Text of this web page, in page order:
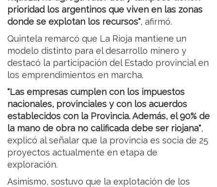
prioridad los argentinos que viven en las zonas
donde se explotan los recursos", afirmó.
Quintela remarcó que La Rioja mantiene un
modelo distinto para el desarrollo minero y
destacó la participación del Estado provincial en
los emprendimientos en marcha.
"Las empresas cumplen con los impuestos
nacionales, provinciales y con los acuerdos
establecidos con la Provincia. Además, el 90% de
la mano de obra no calificada debe ser riojana",
explicó al señalar que la provincia es socia de 25
proyectos actualmente en etapa de
exploración.
Asimismo, sostuvo que la explotación de los